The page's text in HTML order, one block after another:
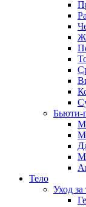
Бьюти-
Тело
Уход за